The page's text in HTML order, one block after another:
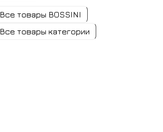
Все товары BOSSINI
Все товары категории